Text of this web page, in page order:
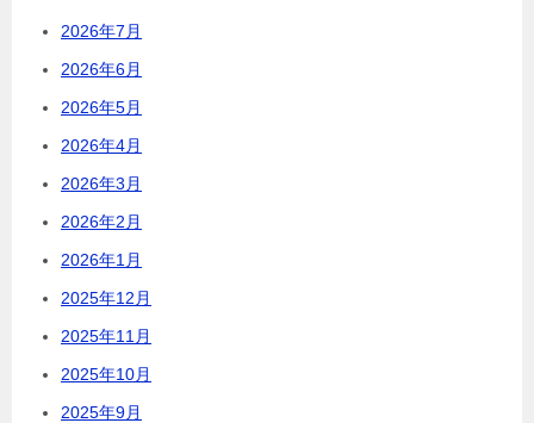
2026年7月
2026年6月
2026年5月
2026年4月
2026年3月
2026年2月
2026年1月
2025年12月
2025年11月
2025年10月
2025年9月